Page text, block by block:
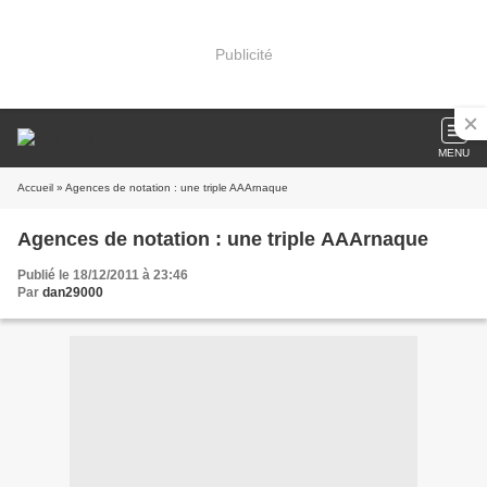
Publicité
MENU
Accueil » Agences de notation : une triple AAArnaque
Agences de notation : une triple AAArnaque
Publié le 18/12/2011 à 23:46
Par dan29000